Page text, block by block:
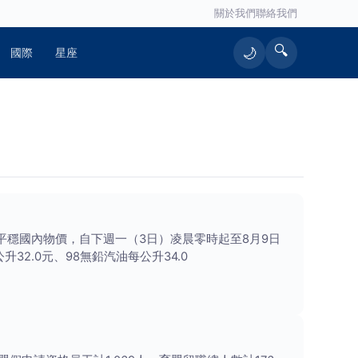
關於我們聯絡我們
國際 星座 🌙 🔍
穩國內物價，自下週一（3日）凌晨零時起至8月9日
32.0元、98無鉛汽油每公升34.0